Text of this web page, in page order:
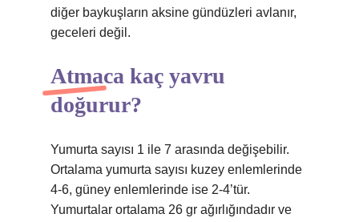
diğer baykuşların aksine gündüzleri avlanır,
geceleri değil.
Atmaca kaç yavru
doğurur?
Yumurta sayısı 1 ile 7 arasında değişebilir.
Ortalama yumurta sayısı kuzey enlemlerinde
4-6, güney enlemlerinde ise 2-4’tür.
Yumurtalar ortalama 26 gr ağırlığındadır ve